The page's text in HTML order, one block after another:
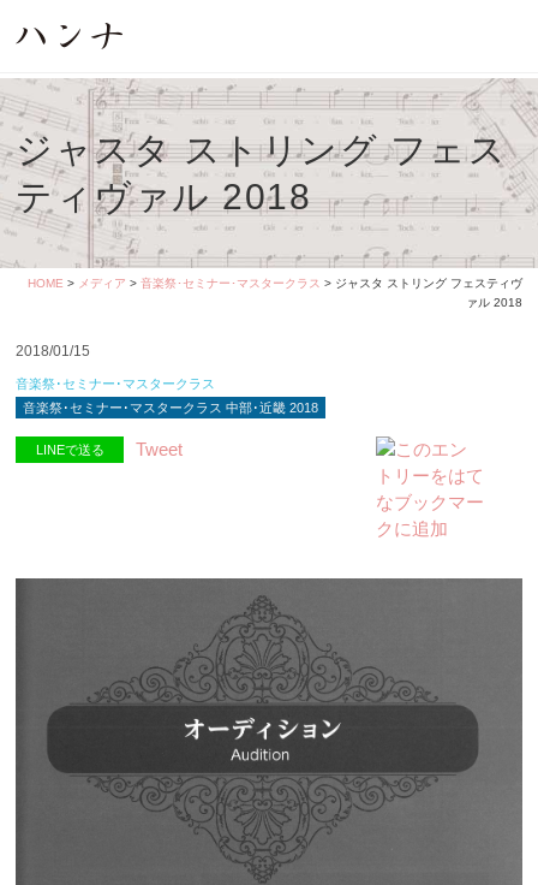
ジャスタ ストリング フェス
ティヴァル 2018
HOME > メディア > 音楽祭･セミナー･マスタークラス > ジャスタ ストリング フェスティヴ
ァル 2018
2018/01/15
音楽祭･セミナー･マスタークラス
音楽祭･セミナー･マスタークラス 中部･近畿 2018
LINEで送る Tweet